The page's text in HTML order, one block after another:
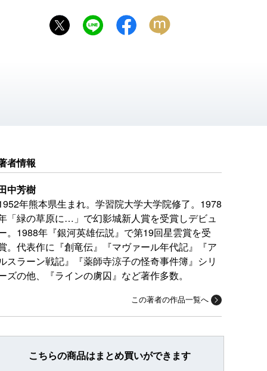
者情報
中芳樹
年熊本県生まれ。学習院大学大学院修了。1978
「緑の草原に…」で幻影城新人賞を受賞しデビュ
。1988年『銀河英雄伝説』で第19回星雲賞を受
。代表作に『創竜伝』『マヴァール年代記』『ア
スラーン戦記』『薬師寺涼子の怪奇事件簿』シリ
ズの他、『ラインの虜囚』など著作多数。
この著者の作品一覧へ
こちらの商品はまとめ買いができます